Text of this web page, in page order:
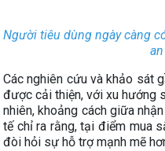
Người tiêu dùng ngày càng
Các nghiên cứu và khảo sát
được cải thiện, với xu hướng
nhiên, khoảng cách giữa
tế chỉ ra rằng, tại điểm mua
đòi hỏi sự hỗ trợ mạnh mẽ